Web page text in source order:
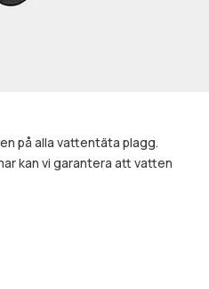
på alla vattentäta plagg.
kan vi garantera att vatten